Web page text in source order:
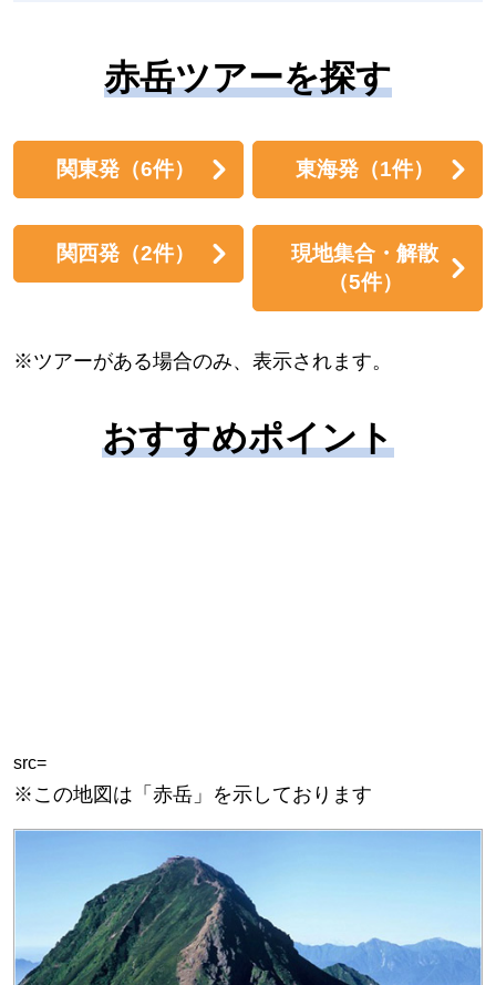
赤岳ツアーを探す
関東発 （6件） 東海発 （1件）
関西発 （2件）
現地集合・解散
（5件）
※ツアーがある場合のみ、表示されます。
おすすめポイント
src=
※この地図は「赤岳」を示しております